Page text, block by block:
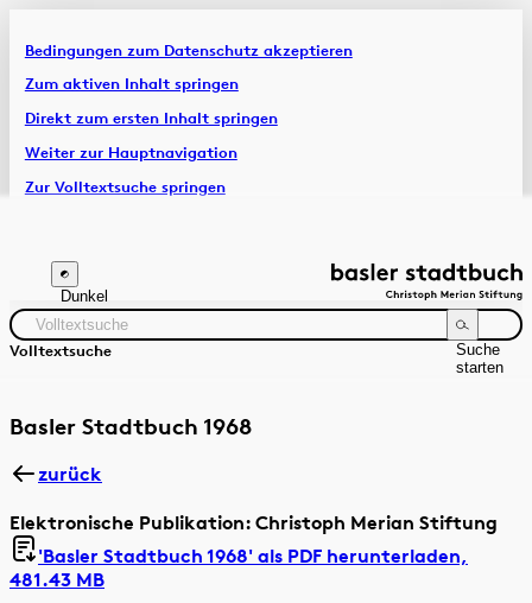
Bedingungen zum Datenschutz akzeptieren
Zum aktiven Inhalt springen
Direkt zum ersten Inhalt springen
Weiter zur Hauptnavigation
Zur Volltextsuche springen
Artikel & Dossiers
Chronik
Dunkel
Volltextsuche
Suche
starten
Zeitraum Autor:in
Basler Stadtbuch 1968
zurück
Elektronische Publikation: Christoph Merian Stiftung
'Basler Stadtbuch 1968' als PDF herunterladen,
481.43 MB